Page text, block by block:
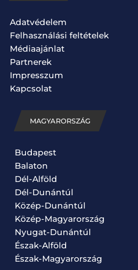
Adatvédelem
Felhasználási feltételek
Médiaajánlat
Partnerek
Impresszum
Kapcsolat
MAGYARORSZÁG
Budapest
Balaton
Dél-Alföld
Dél-Dunántúl
Közép-Dunántúl
Közép-Magyarország
Nyugat-Dunántúl
Észak-Alföld
Észak-Magyarország